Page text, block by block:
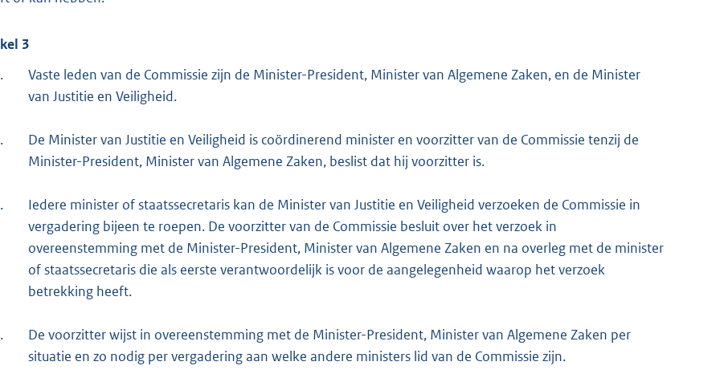
3
Vaste leden van de Commissie zijn de Minister-President, Minister van Algemene Zaken, en de Minister
van Justitie en Veiligheid.
De Minister van Justitie en Veiligheid is coördinerend minister en voorzitter van de Commissie tenzij de
Minister-President, Minister van Algemene Zaken, beslist dat hij voorzitter is.
Iedere minister of staatssecretaris kan de Minister van Justitie en Veiligheid verzoeken de Commissie in
vergadering bijeen te roepen. De voorzitter van de Commissie besluit over het verzoek in
overeenstemming met de Minister-President, Minister van Algemene Zaken en na overleg met de minister
of staatssecretaris die als eerste verantwoordelijk is voor de aangelegenheid waarop het verzoek
betrekking heeft.
De voorzitter wijst in overeenstemming met de Minister-President, Minister van Algemene Zaken per
situatie en zo nodig per vergadering aan welke andere ministers lid van de Commissie zijn.